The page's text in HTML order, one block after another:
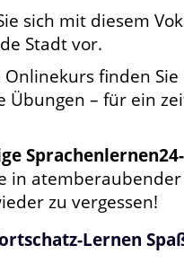
sich mit diesem
Stadt vor.
Onlinekurs finden
Übungen – für ein
in
zu vergessen!
Lernen